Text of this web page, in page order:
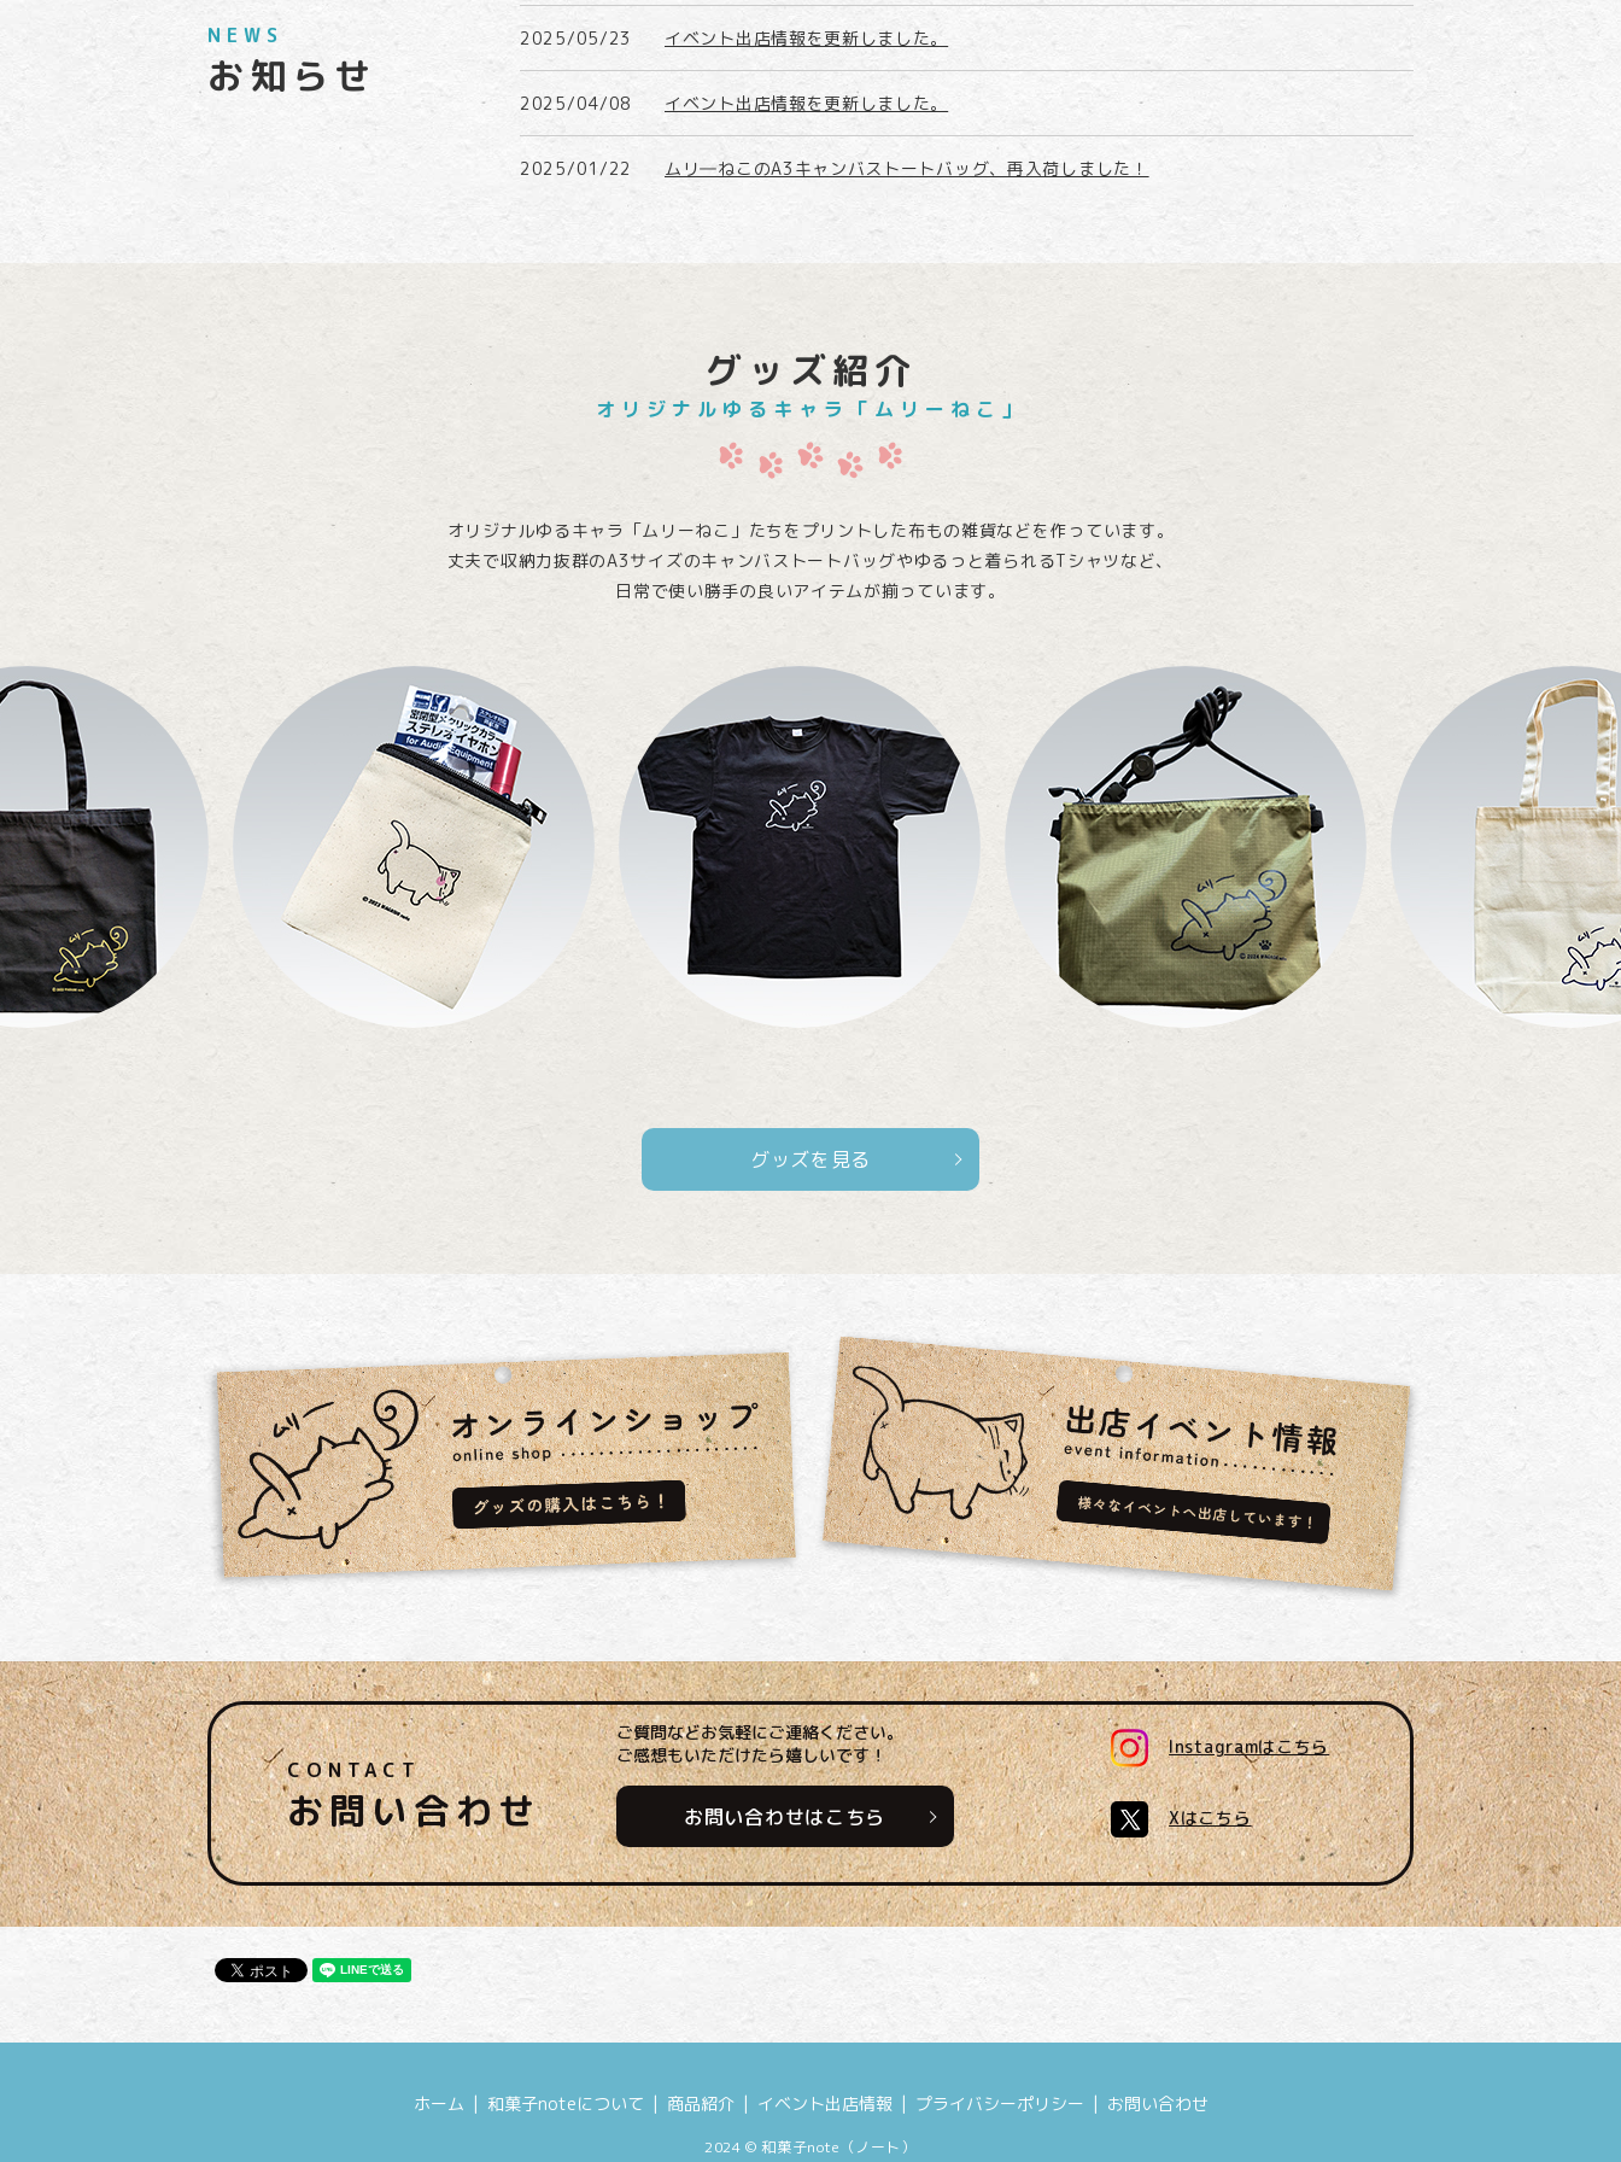
NEWS
お知らせ
2025/05/23 イベント出店情報を更新しました。
2025/04/08 イベント出店情報を更新しました。
2025/01/22 ムリ―ねこのA3キャンバストートバッグ、再入荷しました！
和菓子note（ノート）のホームページを新しくオープンしました。
グッズ紹介
オリジナルゆるキャラ「ムリーねこ」
オリジナルゆるキャラ「ムリーねこ」たちをプリントした布もの雑貨などを作っています。
丈夫で収納力抜群のA3サイズのキャンバストートバッグやゆるっと着られるTシャツなど、
日常で使い勝手の良いアイテムが揃っています。
グッズを見る
CONTACT
お問い合わせ
ご質問などお気軽にご連絡ください。
ご感想もいただけたら嬉しいです！
お問い合わせはこちら
Instagramはこちら
Xはこちら
ホーム 和菓子noteについて 商品紹介 イベント出店情報 プライバシーポリシー お問い合わせ
2024 © 和菓子note（ノート）